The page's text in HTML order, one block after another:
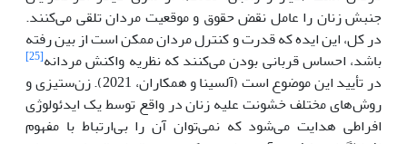
جنبش زنان را عامل نقض حقوق و موقعیت مردان تلقی می‌کنند.
در کل، این ایده که قدرت و کنترل مردان ممکن است از بین رفته
باشد، احساس قربانی بودن می‌کنند که نظریه واکنش مردانه[25]
در تأیید این موضوع است (آلسینا
و همکاران، 2021). زن‌ستیزی و
روش‌های مختلف خشونت علیه زنان در واقع توسط یک ایدئولوژی
افراطی هدایت می‌شود که نمی‌توان آن را بی‌ارتباط با مفهوم